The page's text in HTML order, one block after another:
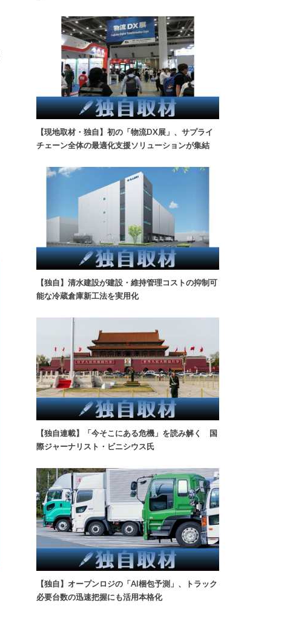
【現地取材・独自】初の「物流DX展」、サプライ
チェーン全体の最適化支援ソリューションが集結
【独自】清水建設が建設・維持管理コストの抑制可
能な冷蔵倉庫新工法を実用化
【独自連載】「今そこにある危機」を読み解く 国
際ジャーナリスト・ビニシウス氏
【独自】オープンロジの「AI梱包予測」、トラック
必要台数の迅速把握にも活用本格化